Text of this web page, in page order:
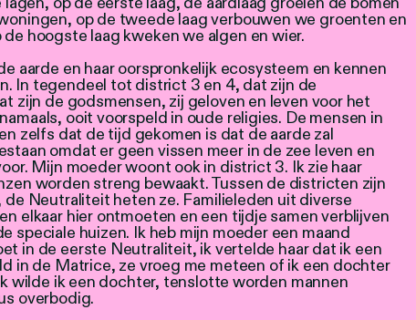
op de tweede laag verbouwen we groenten en
hoogste laag kweken we algen en wier.
aarde en haar oorspronkelijk ecosysteem en kennen
In tegendeel tot district 3 en 4, dat zijn de
zijn de godsmensen, zij geloven en leven voor het
ooit voorspeld in oude religies. De mensen in
zelfs dat de tijd gekomen is dat de aarde zal
omdat er geen vissen meer in de zee leven en
Mijn moeder woont ook in district 3. Ik zie haar
worden streng bewaakt. Tussen de districten zijn
de Neutraliteit heten ze. Familieleden uit diverse
elkaar hier ontmoeten en een tijdje samen verblijven
speciale huizen. Ik heb mijn moeder een maand
in de eerste Neutraliteit, ik vertelde haar dat ik een
in de Matrice, ze vroeg me meteen of ik een dochter
wilde ik een dochter, tenslotte worden mannen
overbodig.